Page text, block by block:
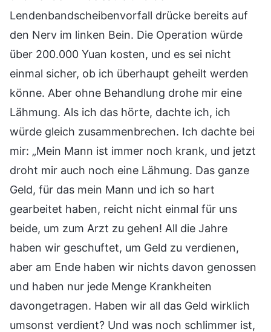
Lendenbandscheibenvorfall drücke bereits auf
den Nerv im linken Bein. Die Operation würde
über 200.000 Yuan kosten, und es sei nicht
einmal sicher, ob ich überhaupt geheilt werden
könne. Aber ohne Behandlung drohe mir eine
Lähmung. Als ich das hörte, dachte ich, ich
würde gleich zusammenbrechen. Ich dachte bei
mir: „Mein Mann ist immer noch krank, und jetzt
droht mir auch noch eine Lähmung. Das ganze
Geld, für das mein Mann und ich so hart
gearbeitet haben, reicht nicht einmal für uns
beide, um zum Arzt zu gehen! All die Jahre
haben wir geschuftet, um Geld zu verdienen,
aber am Ende haben wir nichts davon genossen
und haben nur jede Menge Krankheiten
davongetragen. Haben wir all das Geld wirklich
umsonst verdient? Und was noch schlimmer ist,